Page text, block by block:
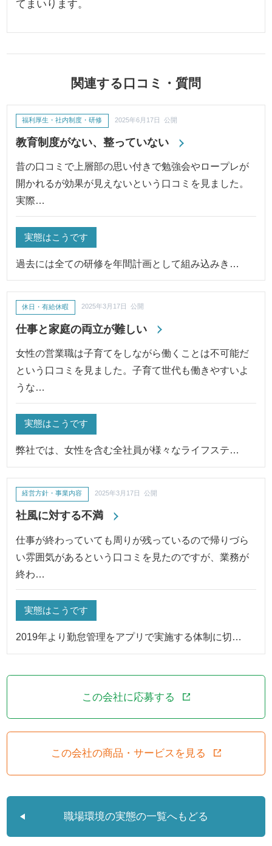
てまいります。
関連する口コミ・質問
教育制度がない、整っていない
福利厚生・社内制度・研修 2025年6月17日 公開
昔の口コミで上層部の思い付きで勉強会やロープレが
開かれるが効果が見えないという口コミを見ました。
実際…
実態はこうです
過去には全ての研修を年間計画として組み込みき…
仕事と家庭の両立が難しい
休日・有給休暇 2025年3月17日 公開
女性の営業職は子育てをしながら働くことは不可能だ
という口コミを見ました。子育て世代も働きやすいよ
うな…
実態はこうです
弊社では、女性を含む全社員が様々なライフステ…
社風に対する不満
経営方針・事業内容 2025年3月17日 公開
仕事が終わっていても周りが残っているので帰りづら
い雰囲気があるという口コミを見たのですが、業務が
終わ…
実態はこうです
2019年より勤怠管理をアプリで実施する体制に切…
この会社に応募する
この会社の商品・サービスを見る
職場環境の実態の一覧へもどる